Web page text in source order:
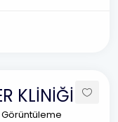
KLİNİĞİ
Görüntüleme